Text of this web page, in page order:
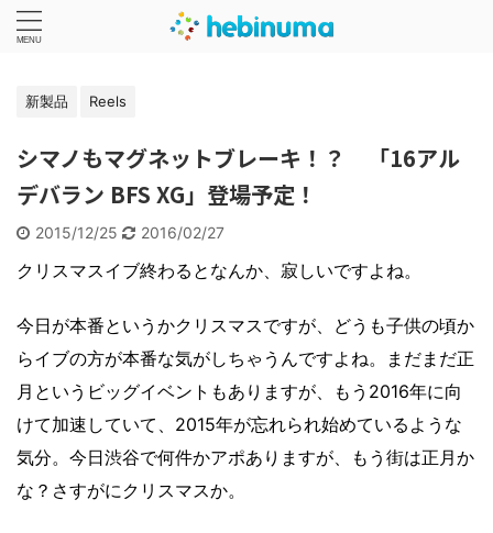
新製品 Reels
シマノもマグネットブレーキ！？ 「16アル
デバラン BFS XG」登場予定！
2015/12/25 2016/02/27
クリスマスイブ終わるとなんか、寂しいですよね。
今日が本番というかクリスマスですが、どうも子供の頃か
らイブの方が本番な気がしちゃうんですよね。まだまだ正
月というビッグイベントもありますが、もう2016年に向
けて加速していて、2015年が忘れられ始めているような
気分。今日渋谷で何件かアポありますが、もう街は正月か
な？さすがにクリスマスか。